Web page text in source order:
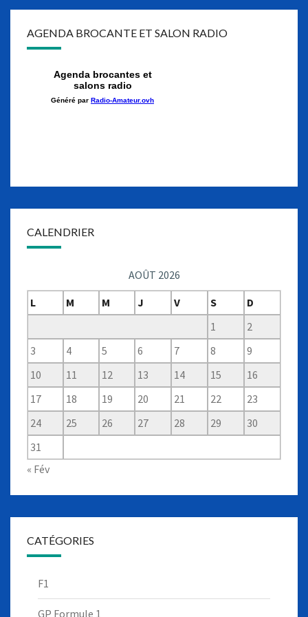
AGENDA BROCANTE ET SALON RADIO
CALENDRIER
AOÛT 2026
L
M M J V S
D
1
2
3
4 5 6 7 8
9
10
11 12 13 14 15
16
17
18 19 20 21 22
23
24
25 26 27 28 29
30
31
« Fév
CATÉGORIES
F1
GP Formule 1